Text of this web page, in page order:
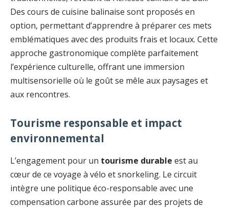
Des cours de cuisine balinaise sont proposés en
option, permettant d’apprendre à préparer ces mets
emblématiques avec des produits frais et locaux. Cette
approche gastronomique complète parfaitement
l’expérience culturelle, offrant une immersion
multisensorielle où le goût se mêle aux paysages et
aux rencontres.
Tourisme responsable et impact
environnemental
L’engagement pour un tourisme durable est au
cœur de ce voyage à vélo et snorkeling. Le circuit
intègre une politique éco-responsable avec une
compensation carbone assurée par des projets de